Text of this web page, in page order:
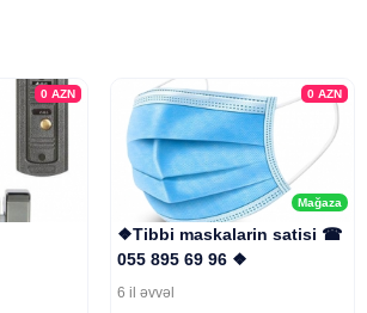
0AZN
Mağaza
0 AZN
❖Tibbi maskalarin satisi ☎
055 895 69 96 ❖
6 il əvvəl